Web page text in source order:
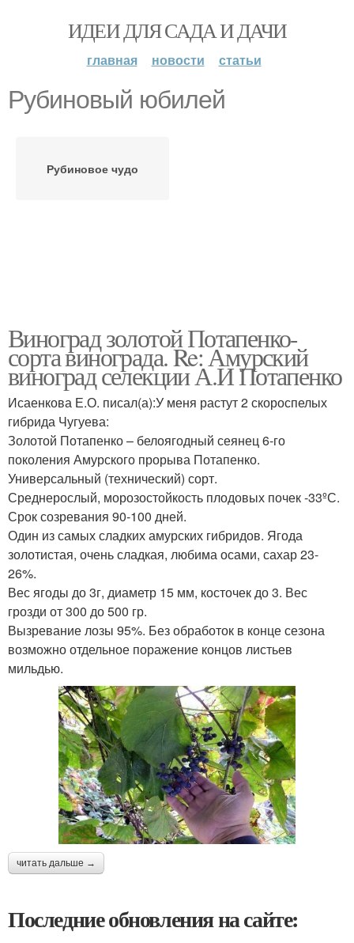
ИДЕИ ДЛЯ САДА И ДАЧИ
главная новости статьи
Рубиновый юбилей
Рубиновое чудо
Виноград золотой Потапенко-
сорта винограда. Re: Амурский
виноград селекции А.И Потапенко
Исаенкова Е.О. писал(а):У меня растут 2 скороспелых
гибрида Чугуева:
Золотой Потапенко – белоягодный сеянец 6-го
поколения Амурского прорыва Потапенко.
Универсальный (технический) сорт.
Среднерослый, морозостойкость плодовых почек -33ºС.
Срок созревания 90-100 дней.
Один из самых сладких амурских гибридов. Ягода
золотистая, очень сладкая, любима осами, сахар 23-
26%.
Вес ягоды до 3г, диаметр 15 мм, косточек до 3. Вес
грозди от 300 до 500 гр.
Вызревание лозы 95%. Без обработок в конце сезона
возможно отдельное поражение концов листьев
мильдью.
читать дальше →
Последние обновления на сайте: